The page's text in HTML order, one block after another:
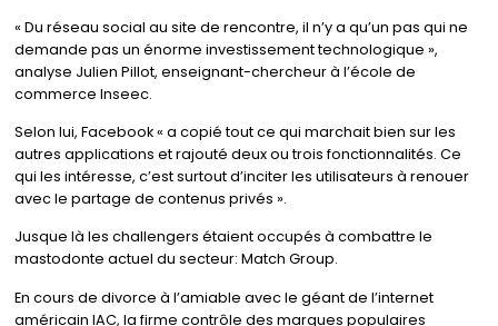
« Du réseau social au site de rencontre, il n’y a qu’un pas qui ne
demande pas un énorme investissement technologique »,
analyse Julien Pillot, enseignant-chercheur à l’école de
commerce Inseec.
Selon lui, Facebook « a copié tout ce qui marchait bien sur les
autres applications et rajouté deux ou trois fonctionnalités. Ce
qui les intéresse, c’est surtout d’inciter les utilisateurs à renouer
avec le partage de contenus privés ».
Jusque là les challengers étaient occupés à combattre le
mastodonte actuel du secteur: Match Group.
En cours de divorce à l’amiable avec le géant de l’internet
américain IAC, la firme contrôle des marques populaires